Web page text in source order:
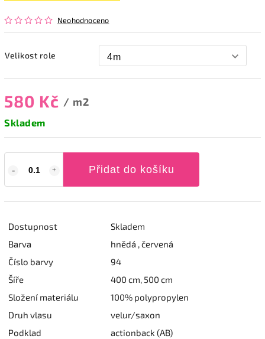
Neohodnoceno
Velikost role
580 Kč / m2
Skladem
Přidat do košíku
Dostupnost
Skladem
Barva
hnědá , červená
Číslo barvy
94
Šíře
400 cm, 500 cm
Složení materiálu
100% polypropylen
Druh vlasu
velur/saxon
Podklad
actionback (AB)